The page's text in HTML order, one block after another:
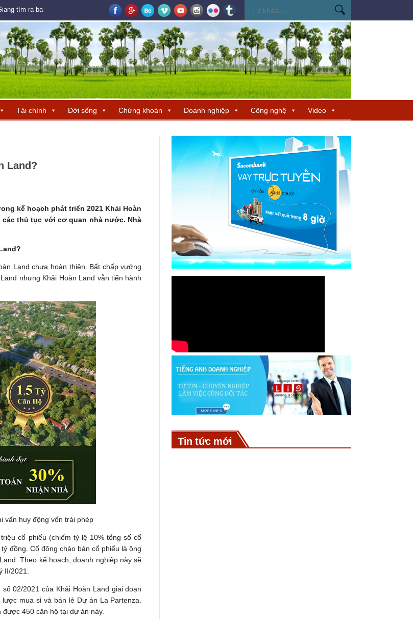
tìm ra ba đại diện Trung Quốc – Hong Kong – Macau đến Miss Cosmo 2026 Miss Cosmo mở rộng kết nối văn hóa tại Nepal, tìm
Tài chính Đời sống Chứng khoán Doanh nghiệp Công nghệ Video
Land?
kế hoạch phát triển 2021 Khải Hoàn
thủ tục với cơ quan nhà nước. Nhà
Land chưa hoàn thiện. Bất chấp vướng
nhưng Khải Hoàn Land vẫn tiến hành
vấn huy động vốn trái phép
cổ phiếu (chiếm tỷ lệ 10% tổng số cổ
đồng. Cổ đông chào bán cổ phiếu là ông
Theo kế hoạch, doanh nghiệp này sẽ
2021.
02/2021 của Khải Hoàn Land giai đoạn
mua sỉ và bán lẻ Dự án La Partenza.
450 căn hộ tại dự án này.
Tin tức mới